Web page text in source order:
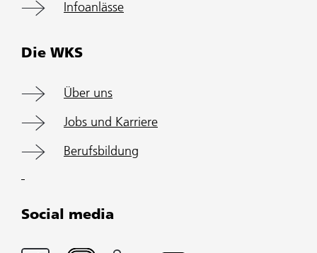
Infoanlässe
Die WKS
Über uns
Jobs und Karriere
Berufsbildung
Social media